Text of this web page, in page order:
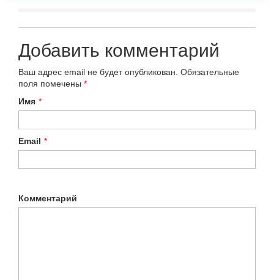
Добавить комментарий
Ваш адрес email не будет опубликован. Обязательные
поля помечены *
Имя *
Email *
Комментарий